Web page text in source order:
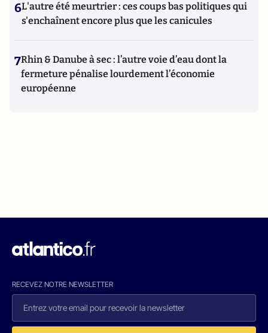
6L'autre été meurtrier : ces coups bas politiques qui
s'enchaînent encore plus que les canicules
7Rhin & Danube à sec : l’autre voie d’eau dont la
fermeture pénalise lourdement l’économie
européenne
RECEVEZ NOTRE NEWSLETTER